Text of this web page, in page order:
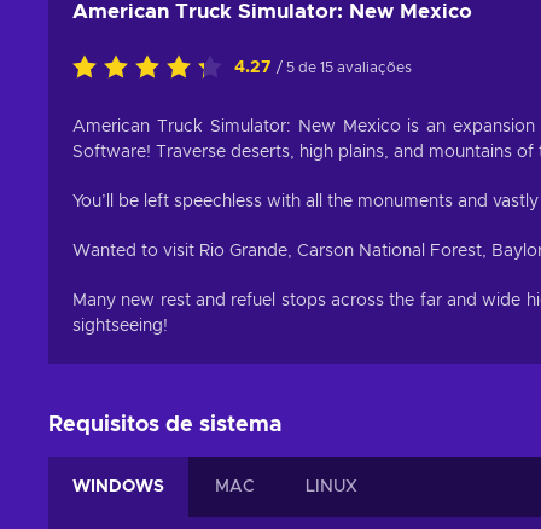
American Truck Simulator: New Mexico
4.27 / 5 de 15 avaliações
American Truck Simulator: New Mexico is an
Software! Traverse deserts, high plains, and mountains of
You’ll be left speechless with all the monuments and
Wanted to visit Rio Grande, Carson National Forest,
Many new rest and refuel stops across the far and wide
sightseeing!
Requisitos de sistema
WINDOWS MAC LINUX